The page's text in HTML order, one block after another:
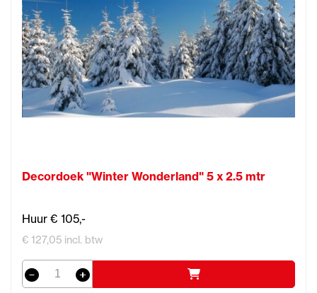
Decordoek "Winter Wonderland" 5 x 2.5 mtr
Huur € 105,-
€ 127,05 incl. btw